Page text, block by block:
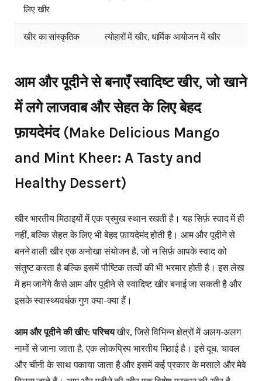
लिए खीर
खीर का सांस्कृतिक
त्योहारों में खीर, धार्मिक आयोजन में खीर
खीर से जुड़े मिथक
खीर के बारे में सामान्य भ्रांतियाँ, सच्चाई
खीर को सहेजने के
तरीके
फ्रेश कैसे रखें
खीर के साथ
लोकप्रिय व्यंजन
भारतीय भोजन, विदेशी भोजन, मिठाईयां
बातें
खीर बनाने में होने
वाली आम गलतियाँ
खीर को बिगाड़ने वाली चीज़ें, सुधार के तरीके
खीर का अर्थशास्त्र खीर बनाने की लागत, बजट फ्रेंडली खीर
परिदृश्य
लोकप्रियता
खीर के लिए बाजार में
उपलब्ध उत्पाद
बाजार में मिलने वाले खीर के मिक्स, खीर
बनाने की मशीनें
आम और पूदीने से बनाएँ स्वादिष्ट खीर, जो खाने
में लगे लाजवाब और सेहत के लिए बेहद
फ़ायदेमंद (Make Delicious Mango
and Mint Kheer: A Tasty and
Healthy Dessert)
खीर भारतीय मिठाइयों में एक प्रमुख स्थान रखती है। यह सिर्फ़ स्वाद में ही
नहीं, बल्कि सेहत के लिए भी बेहद फ़ायदेमंद होती है। आम और पूदीने से
बनने वाली खीर एक अनोखा संयोजन है, जो न सिर्फ़ आपके स्वाद को
संतुष्ट करता है बल्कि इसमें पौष्टिक तत्वों की भी भरमार होती है। इस लेख
में हम जानेंगे कैसे आम और पूदीने से स्वादिष्ट खीर बनाई जा सकती है और
इसके स्वास्थ्यवर्धक गुण क्या-क्या हैं।
आम और पूदीने की खीर: परिचयखीर, जिसे विभिन्न क्षेत्रों में अलग-अलग
नामों से जाना जाता है, एक लोकप्रिय भारतीय मिठाई है। इसे दूध, चावल
और चीनी के साथ पकाया जाता है और इसमें कई प्रकार के मसाले और मेवे